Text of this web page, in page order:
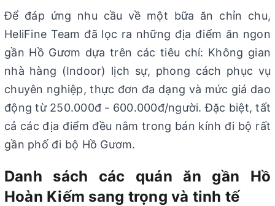
Để đáp ứng nhu cầu về một bữa ăn chỉn chu,
HeliFine Team đã lọc ra những địa điểm ăn ngon
gần Hồ Gươm dựa trên các tiêu chí: Không gian
nhà hàng (Indoor) lịch sự, phong cách phục vụ
chuyên nghiệp, thực đơn đa dạng và mức giá dao
động từ 250.000đ - 600.000đ/người. Đặc biệt, tất
cả các địa điểm đều nằm trong bán kính đi bộ rất
gần phố đi bộ Hồ Gươm.
Danh sách các quán ăn gần Hồ
Hoàn Kiếm sang trọng và tinh tế